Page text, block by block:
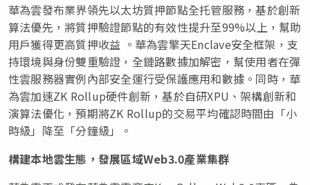
華為雲發布業界領先以太坊質押節點全托管服務，基於創新
算法優先， 將質押驗證節點的有效性提升至99%以上，幫助
用戶獲得更高質押收益 。華為雲擎天Enclave安全框架，支
持環境與身份雙重驗證，全鏈路數據加解密，幫使用者在彈
性雲服務器實例內部安全運行受保護應用和數據。同時，華
為雲加速ZK Rollup硬件創新，基於自研XPU、架構創新和
演算法優化，預期將ZK Rollup的交易平均確認時間由「小
時級」降至「分鐘級」。
構建本地雲生態，發展區域Web3.0產業集群